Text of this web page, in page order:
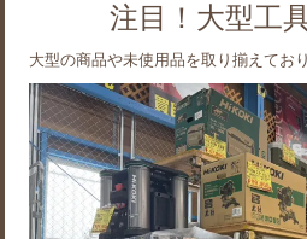
注目！大型工
大型の商品や未使用品を取り揃えてお